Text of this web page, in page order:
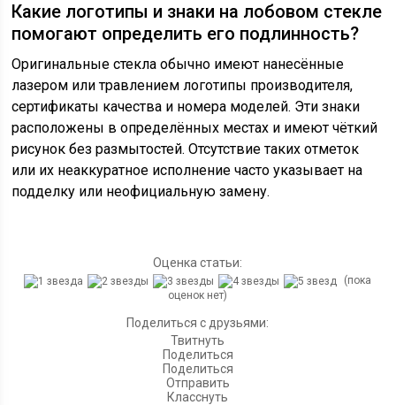
Какие логотипы и знаки на лобовом стекле
помогают определить его подлинность?
Оригинальные стекла обычно имеют нанесённые
лазером или травлением логотипы производителя,
сертификаты качества и номера моделей. Эти знаки
расположены в определённых местах и имеют чёткий
рисунок без размытостей. Отсутствие таких отметок
или их неаккуратное исполнение часто указывает на
подделку или неофициальную замену.
Оценка статьи:
(пока
оценок нет)
Поделиться с друзьями:
Твитнуть
Поделиться
Поделиться
Отправить
Класснуть